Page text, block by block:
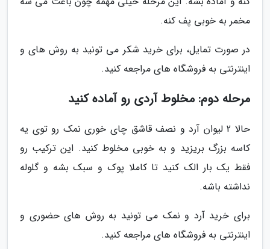
مخمر به خوبی پف کنه.
در صورت تمایل، برای خرید شکر می تونید به روش های و
اینترنتی به فروشگاه های مراجعه کنید.
مرحله دوم: مخلوط آردی رو آماده کنید
حالا 2 لیوان آرد و نصف قاشق چای خوری نمک رو توی یه
کاسه بزرگ بریزید و به خوبی مخلوط کنید. این ترکیب رو
فقط یک بار الک کنید تا کاملا پوک و سبک بشه و گلوله
نداشته باشه.
برای خرید آرد و نمک می تونید به روش های حضوری و
اینترنتی به فروشگاه های مراجعه کنید.